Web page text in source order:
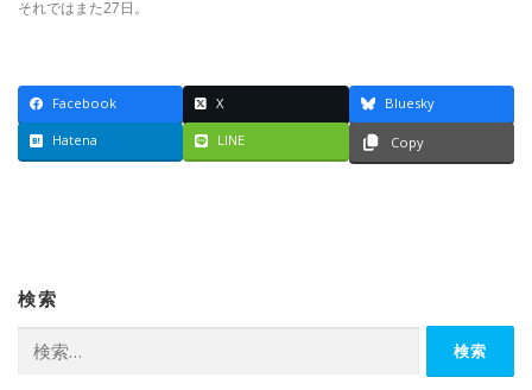
それではまた27日。
Facebook X Bluesky
Hatena LINE Copy
検索
索: